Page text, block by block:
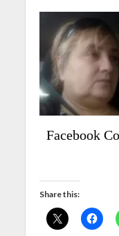
Facebook
Share this: